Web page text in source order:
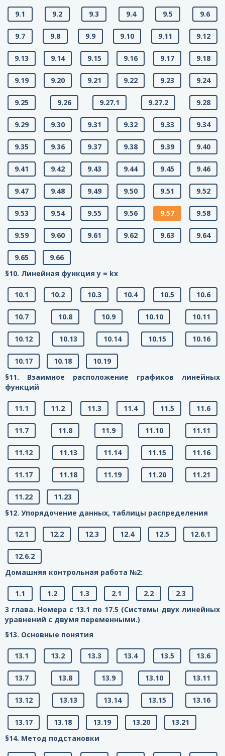
9.1 9.2 9.3 9.4 9.5 9.6
9.7 9.8 9.9 9.10 9.11 9.12
9.13 9.14 9.15 9.16 9.17 9.18
9.19 9.20 9.21 9.22 9.23 9.24
9.25 9.26 9.27.1 9.27.2 9.28
9.29 9.30 9.31 9.32 9.33 9.34
9.35 9.36 9.37 9.38 9.39 9.40
9.41 9.42 9.43 9.44 9.45 9.46
9.47 9.48 9.49 9.50 9.51 9.52
9.53 9.54 9.55 9.56 9.57 9.58
9.59 9.60 9.61 9.62 9.63 9.64
9.65
9.66
§10. Линейная функция у = kx
10.1 10.2 10.3 10.4 10.5 10.6
10.7 10.8 10.9 10.10 10.11
10.12 10.13 10.14 10.15 10.16
10.17 10.18
10.19
§11. Взаимное расположение графиков линейных
функций
11.1 11.2 11.3 11.4 11.5 11.6
11.7 11.8 11.9 11.10 11.11
11.12 11.13 11.14 11.15 11.16
11.17 11.18 11.19 11.20 11.21
11.22
11.23
§12. Упорядочение данных, таблицы распределения
12.1 12.2 12.3 12.4 12.5 12.6.1
12.6.2
Домашняя контрольная работа №2:
1.1 1.2 1.3 2.1 2.2
2.3
3 глава. Номера с 13.1 по 17.5 (Системы двух линейных
уравнений с двумя переменными.)
§13. Основные понятия
13.1 13.2 13.3 13.4 13.5 13.6
13.7 13.8 13.9 13.10 13.11
13.12 13.13 13.14 13.15 13.16
13.17 13.18 13.19 13.20
13.21
§14. Метод подстановки